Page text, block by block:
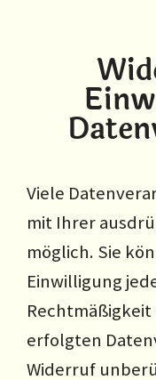
Viele
mit Ihrer
möglich. Sie
Einwilligung
erfolgten
Widerruf